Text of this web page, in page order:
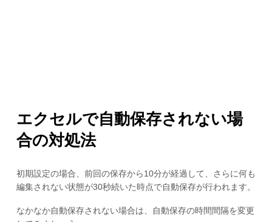
エクセルで自動保存されない場
合の対処法
初期設定の場合、前回の保存から10分が経過して、さらに何も
編集されない状態が30秒続いた時点で自動保存が行われます。
なかなか自動保存されない場合は、自動保存の時間間隔を変更